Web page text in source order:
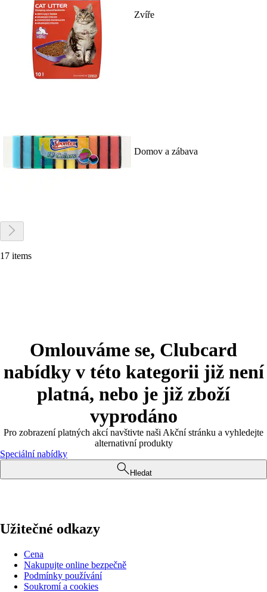
Zvíře
Domov a zábava
17 items
Omlouváme se, Clubcard
nabídky v této kategorii již není
platná, nebo je již zboží
vyprodáno
Pro zobrazení platných akcí navštivte naši Akční stránku a vyhledejte
alternativní produkty
Speciální nabídky
Hledat
Užitečné odkazy
Cena
Nakupujte online bezpečně
Podmínky používání
Soukromí a cookies